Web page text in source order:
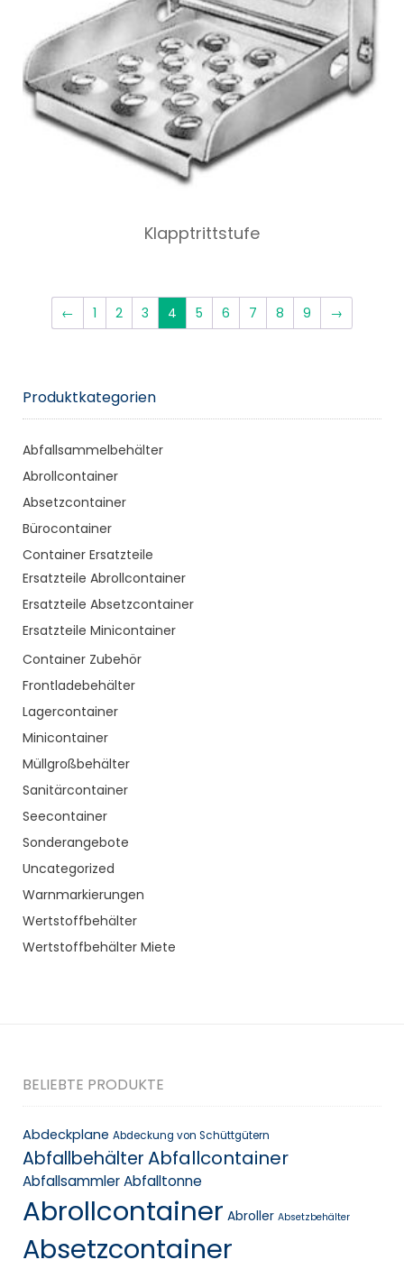
Klapptrittstufe
← 1 2 3 4 5 6 7 8 9 →
Produktkategorien
Abfallsammelbehälter
Abrollcontainer
Absetzcontainer
Bürocontainer
Container Ersatzteile
Ersatzteile Abrollcontainer
Ersatzteile Absetzcontainer
Ersatzteile Minicontainer
Container Zubehör
Frontladebehälter
Lagercontainer
Minicontainer
Müllgroßbehälter
Sanitärcontainer
Seecontainer
Sonderangebote
Uncategorized
Warnmarkierungen
Wertstoffbehälter
Wertstoffbehälter Miete
BELIEBTE PRODUKTE
Abdeckplane Abdeckung von Schüttgütern
AbfallbehälterAbfallcontainer
AbfallsammlerAbfalltonne
Abrollcontainer Abroller Absetzbehälter
Absetzcontainer